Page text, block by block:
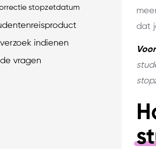
stopzetdatum
indienen
vragen
dat